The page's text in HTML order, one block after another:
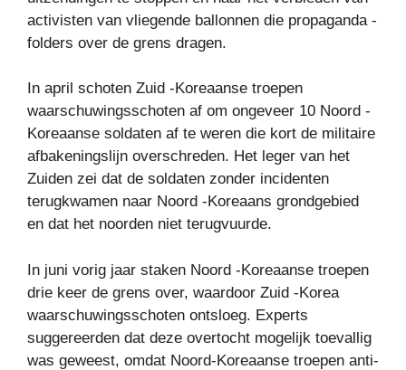
activisten van vliegende ballonnen die propaganda -
folders over de grens dragen.
In april schoten Zuid -Koreaanse troepen
waarschuwingsschoten af ​​om ongeveer 10 Noord -
Koreaanse soldaten af ​​te weren die kort de militaire
afbakeningslijn overschreden. Het leger van het
Zuiden zei dat de soldaten zonder incidenten
terugkwamen naar Noord -Koreaans grondgebied
en dat het noorden niet terugvuurde.
In juni vorig jaar staken Noord -Koreaanse troepen
drie keer de grens over, waardoor Zuid -Korea
waarschuwingsschoten ontsloeg. Experts
suggereerden dat deze overtocht mogelijk toevallig
was geweest, omdat Noord-Koreaanse troepen anti-